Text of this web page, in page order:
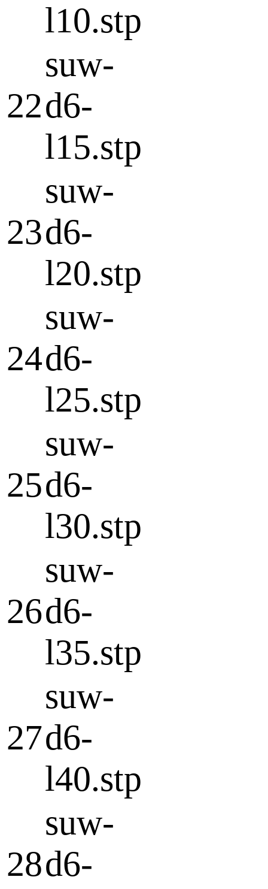
l10.stp
22
suw-
d6-
l15.stp
23
suw-
d6-
l20.stp
24
suw-
d6-
l25.stp
25
suw-
d6-
l30.stp
26
suw-
d6-
l35.stp
27
suw-
d6-
l40.stp
28
suw-
d6-